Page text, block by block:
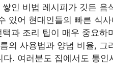
인 비법 레시피가 깃든 음
있어 현대인들의 빠른 식
과 조리 팁이 매우 중요하
의 사용법과 양념 비율, 그
. 여러분도 집에서도 통인